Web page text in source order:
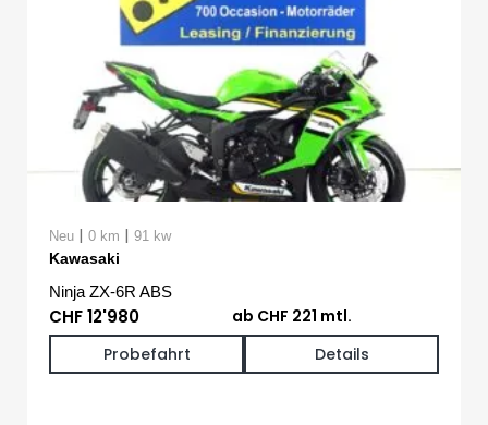
Neu | 0 km | 91 kw
Kawasaki
Ninja ZX-6R ABS
CHF 12'980
ab CHF 221 mtl.
Probefahrt
Details